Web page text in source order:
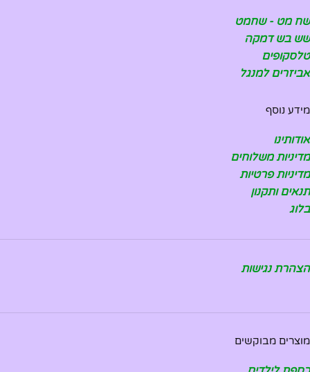
שח מט - שחמט
שש בש דמקה
טלסקופים
אביזרים למנגל
מידע נוסף
אודותינו
מדיניות משלוחים
מדיניות פרטיות
תנאים ותקנון
בלוג
הצהרת נגישות
מוצרים מבוקשים